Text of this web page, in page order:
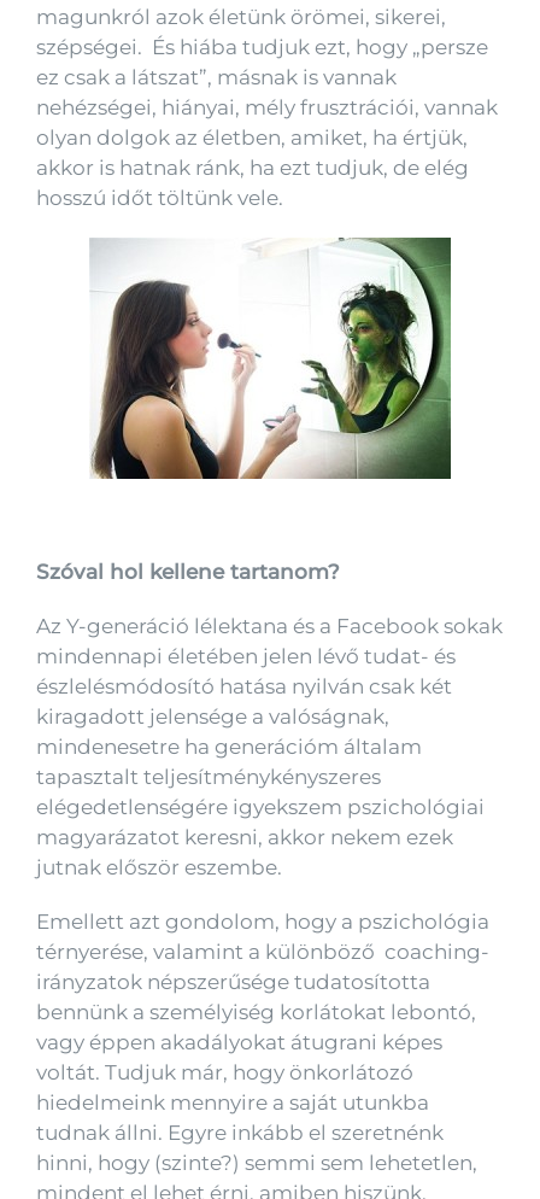
magunkról azok életünk örömei, sikerei,
szépségei. És hiába tudjuk ezt, hogy „persze
ez csak a látszat”, másnak is vannak
nehézségei, hiányai, mély frusztrációi, vannak
olyan dolgok az életben, amiket, ha értjük,
akkor is hatnak ránk, ha ezt tudjuk, de elég
hosszú időt töltünk vele.
Szóval hol kellene tartanom?
Az Y-generáció lélektana és a Facebook sokak
mindennapi életében jelen lévő tudat- és
észlelésmódosító hatása nyilván csak két
kiragadott jelensége a valóságnak,
mindenesetre ha generációm általam
tapasztalt teljesítménykényszeres
elégedetlenségére igyekszem pszichológiai
magyarázatot keresni, akkor nekem ezek
jutnak először eszembe.
Emellett azt gondolom, hogy a pszichológia
térnyerése, valamint a különböző coaching-
irányzatok népszerűsége tudatosította
bennünk a személyiség korlátokat lebontó,
vagy éppen akadályokat átugrani képes
voltát. Tudjuk már, hogy önkorlátozó
hiedelmeink mennyire a saját utunkba
tudnak állni. Egyre inkább el szeretnénk
hinni, hogy (szinte?) semmi sem lehetetlen,
mindent el lehet érni, amiben hiszünk.